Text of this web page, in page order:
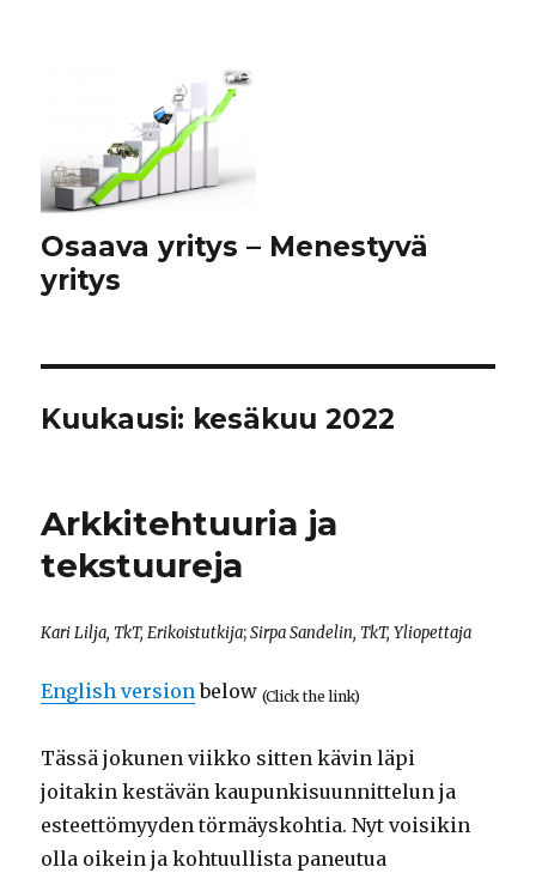
Osaava yritys – Menestyvä
yritys
Kuukausi: kesäkuu 2022
Arkkitehtuuria ja
tekstuureja
Kari Lilja, TkT, Erikoistutkija;Sirpa Sandelin, TkT, Yliopettaja
English versionbelow(Click the link)
Tässä jokunen viikko sitten kävin läpi
joitakin kestävän kaupunkisuunnittelun ja
esteettömyyden törmäyskohtia. Nyt voisikin
olla oikein ja kohtuullista paneutua